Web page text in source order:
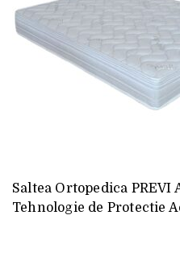
Saltea Ortopedica PREVI
Tehnologie de Protectie